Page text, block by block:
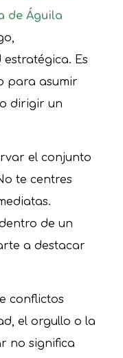
de Águila
Es
para asumir
dirigir un
el conjunto
te centres
de un
a destacar
conflictos
el orgullo o la
no significa